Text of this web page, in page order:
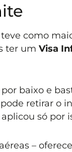
como
ter um Visa
baixo e
retirar o
só por
–